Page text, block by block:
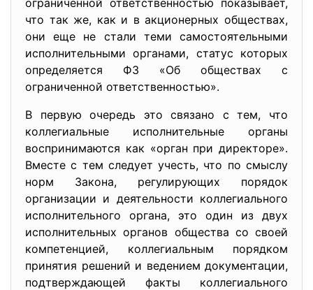
ограниченной ответственностью показывает,
что так же, как и в акционерных обществах,
они еще не стали теми самостоятельными
исполнительными органами, статус которых
определяется ФЗ «Об обществах с
ограниченной ответственностью».
В первую очередь это связано с тем, что
коллегиальные исполнительные органы
воспринимаются как «орган при директоре».
Вместе с тем следует учесть, что по смыслу
норм Закона, регулирующих порядок
организации и деятельности коллегиального
исполнительного органа, это один из двух
исполнительных органов общества со своей
компетенцией, коллегиальным порядком
принятия решений и ведением документации,
подтверждающей факты коллегиального